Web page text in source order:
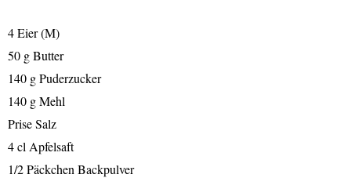
4 Eier (M)
50 g Butter
140 g Puderzucker
140 g Mehl
Prise Salz
4 cl Apfelsaft
1/2 Päckchen Backpulver